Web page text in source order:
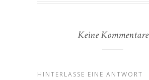
Keine Kommentare
HINTERLASSE EINE ANTWORT